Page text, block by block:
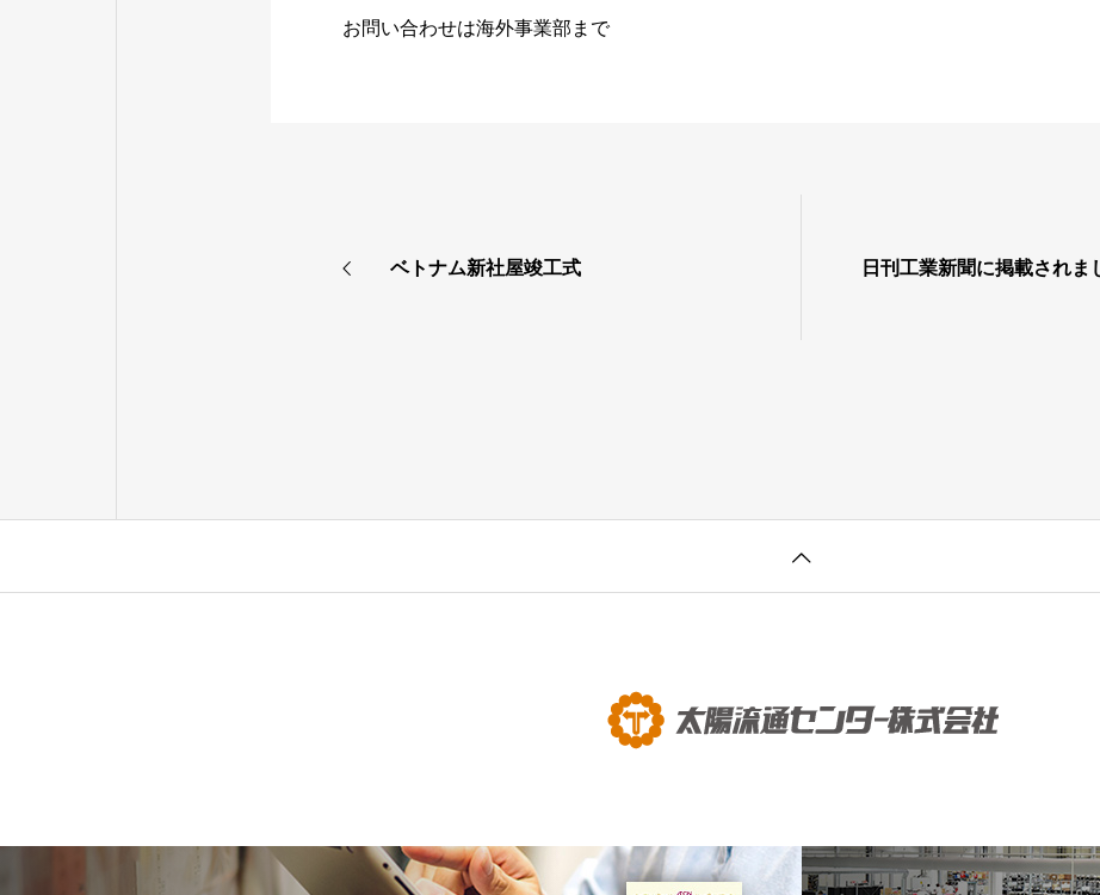
お問い合わせは海外事業部まで
ベトナム新社屋竣工式 日刊工業新聞に掲載されま